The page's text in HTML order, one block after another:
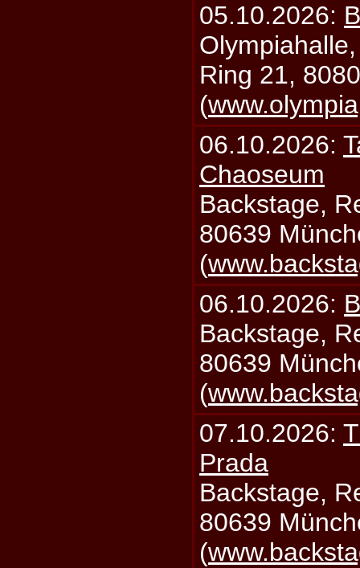
05.10.2026:
Ring 21,
(
06.10.2026:
Chaoseum
Backstage,
80639
(
06.10.2026:
Backstage,
80639
(
07.10.2026:
Prada
Backstage,
80639
(